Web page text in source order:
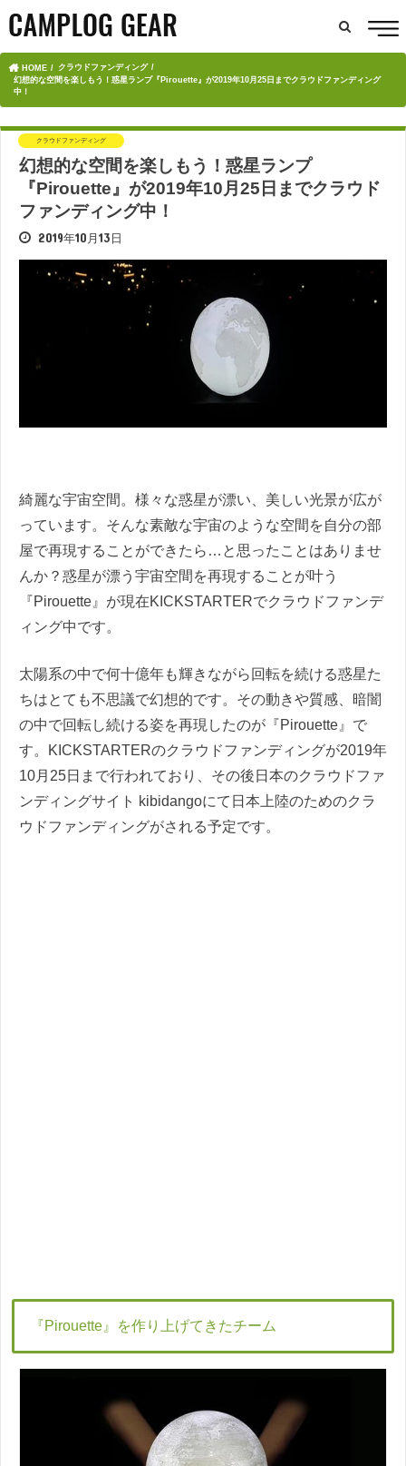
HOME
クラウドファンディング
幻想的な空間を楽しもう！惑星ランプ『Pirouette』が2019年10月25日までクラウドファンディング
中！
クラウドファンディング
幻想的な空間を楽しもう！惑星ランプ
『Pirouette』が2019年10月25日までクラウド
ファンディング中！
2019年10月13日
綺麗な宇宙空間。様々な惑星が漂い、美しい光景が広が
っています。そんな素敵な宇宙のような空間を自分の部
屋で再現することができたら…と思ったことはありませ
んか？惑星が漂う宇宙空間を再現することが叶う
『Pirouette』が現在KICKSTARTERでクラウドファンデ
ィング中です。
太陽系の中で何十億年も輝きながら回転を続ける惑星た
ちはとても不思議で幻想的です。その動きや質感、暗闇
の中で回転し続ける姿を再現したのが『Pirouette』で
す。KICKSTARTERのクラウドファンディングが2019年
10月25日まで行われており、その後日本のクラウドファ
ンディングサイト kibidangoにて日本上陸のためのクラ
ウドファンディングがされる予定です。
『Pirouette』を作り上げてきたチーム